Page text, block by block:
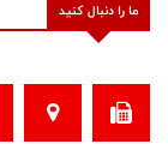
ما را دنبال کنید